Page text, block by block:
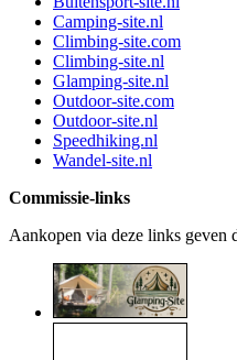
Camping-site.nl
Climbing-site.com
Climbing-site.nl
Glamping-site.nl
Outdoor-site.com
Outdoor-site.nl
Speedhiking.nl
Wandel-site.nl
Commissie-links
Aankopen via deze links geven